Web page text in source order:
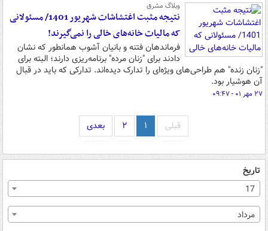
وبلاگ مشرق
نتیجه مثبت اغتشاشات شهریور 1401/ مسئولانی
که مالیات خانه‌های خالی را نمی‌گیرند!
فرماندهان فتنه و بانیان آشوب همانطور که نشان
دادند برای "زنان مرده" برنامه‌ریزی دارند؛ البته برای
"زنان زنده" هم طراحی‌های ویژه‌ای را تدارک دیده‌اند. تدارکی که باید در قبال
آن هوشیار بود.
۲۷ مهر ۰۱ - ۰۹:۴۷
قبلی ۱ ۲ بعدی
تاریخ
17
مرداد